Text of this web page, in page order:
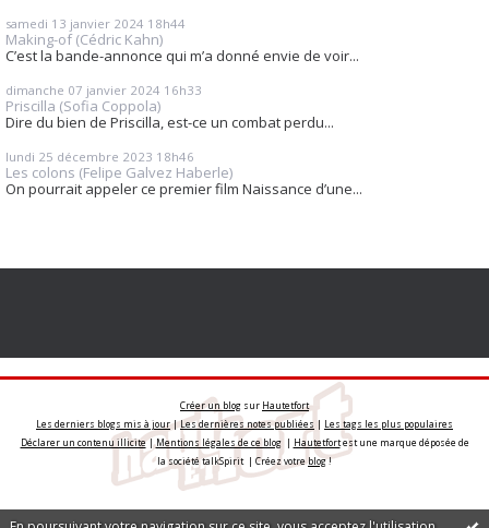
samedi 13 janvier 2024 18h44
Making-of (Cédric Kahn)
C’est la bande-annonce qui m’a donné envie de voir...
dimanche 07 janvier 2024 16h33
Priscilla (Sofia Coppola)
Dire du bien de Priscilla, est-ce un combat perdu...
lundi 25 décembre 2023 18h46
Les colons (Felipe Galvez Haberle)
On pourrait appeler ce premier film Naissance d’une...
Créer un blog sur Hautetfort
Les derniers blogs mis à jour|Les dernières notes publiées | Les tags les plus populaires
Déclarer un contenu illicite|Mentions légales de ce blog| Hautetfortest une marque déposée de
la société talkSpirit | Créez votreblog!